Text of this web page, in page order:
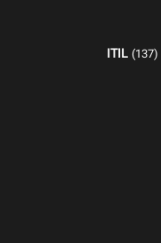
(137)